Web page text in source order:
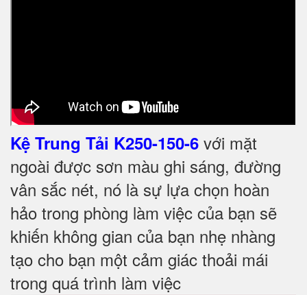
Kệ Trung Tải K250-150-6 với mặt
ngoài được sơn màu ghi sáng, đường
vân sắc nét, nó là sự lựa chọn hoàn
hảo trong phòng làm việc của bạn sẽ
khiến không gian của bạn nhẹ nhàng
tạo cho bạn một cảm giác thoải mái
trong quá trình làm việc